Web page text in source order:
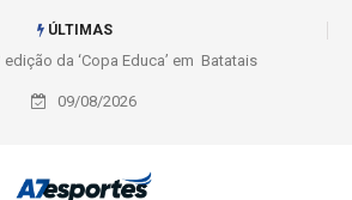
ÚLTIMAS
com a LABE na Série Ouro e entidade define
a 2° fase, times e formato
09/08/2026